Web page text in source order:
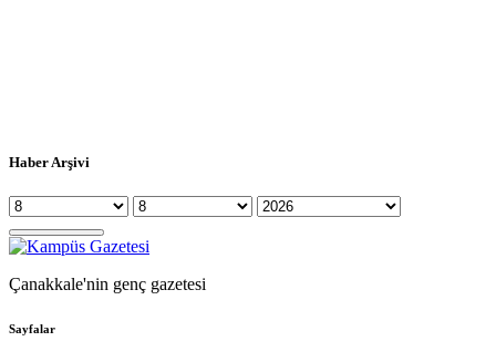
Haber Arşivi
Çanakkale'nin genç gazetesi
Sayfalar